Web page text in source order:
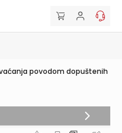
povodom dopuštenih